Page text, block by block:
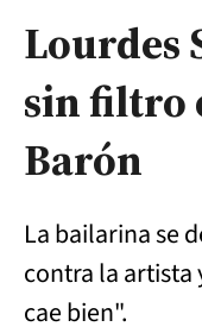
Lourdes
sin filtro
Barón
La bailarina se
contra la
cae bien".